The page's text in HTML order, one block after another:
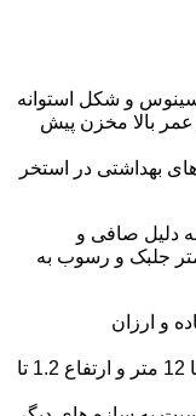
و شکل استوانه
بالا مخزن پیش
بهداشتی در استخر
دلیل صافی و
جلبک و رسوب به
و ارزان
امکان ساخت ابعاد بزرگ از قطر3.5 تا 12 متر و ارتفاع 1.2 تا